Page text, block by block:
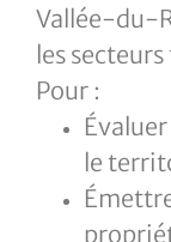
Vallée-du-
les
Pour :
le